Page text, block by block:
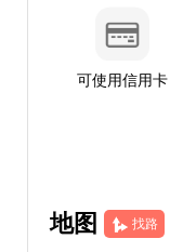
可使用信用卡
地图 找路